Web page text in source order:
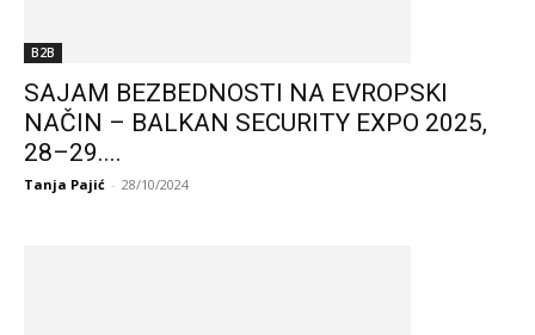
B2B
SAJAM BEZBEDNOSTI NA EVROPSKI
NAČIN – BALKAN SECURITY EXPO 2025,
28–29....
Tanja Pajić - 28/10/2024